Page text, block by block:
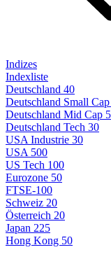
Indizes
Indexliste
Deutschland 40
Deutschland Small
Deutschland Mid Cap
Deutschland Tech 30
USA Industrie 30
USA 500
US Tech 100
Eurozone 50
FTSE-100
Schweiz 20
Österreich 20
Japan 225
Hong Kong 50